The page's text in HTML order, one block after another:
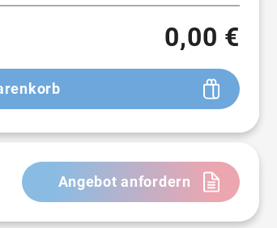
1,36 € -
1,36 €
1,36 € -
1,36 € -
1,36 € -
0,00 €
Angebot anfordern